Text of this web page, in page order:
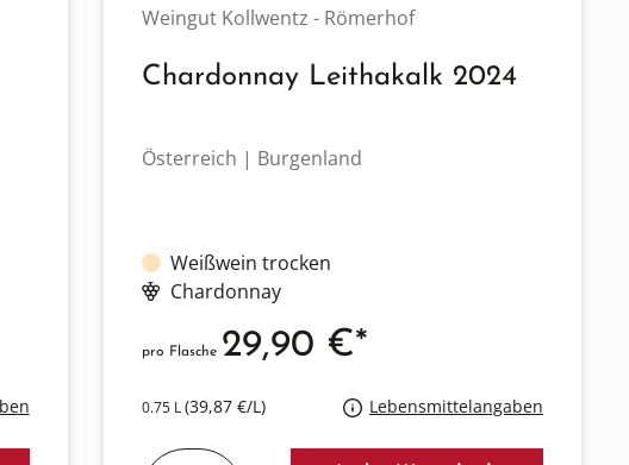
Weingut Kollwentz - Römerhof
Chardonnay Leithakalk 2024
Österreich | Burgenland
Weißwein trocken
Chardonnay
0.75 L(39,87 €/L) Lebensmittelangaben
pro Flasche 29,90 €*